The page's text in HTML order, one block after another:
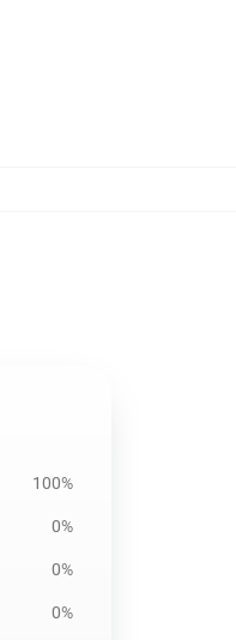
100%
0%
0%
0%